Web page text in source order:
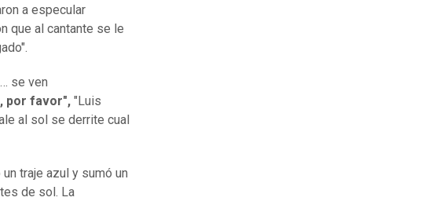
a especular
que al cantante se le
se ven
por favor", "Luis
al sol se derrite cual
traje azul y sumó un
de sol. La